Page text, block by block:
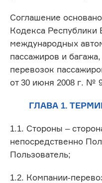
Соглашение
Кодекса Республики
международных
пассажиров и
перевозок
от 30 июня 2008 г. №
ГЛАВА 1.
1.1. Стороны –
непосредственно
Пользователь;
1.2. Компании-